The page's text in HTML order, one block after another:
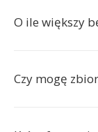
O ile większy
Czy mogę